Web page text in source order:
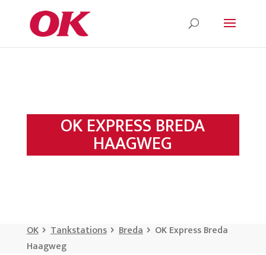
OK EXPRESS BREDA
HAAGWEG
OK Tankstations Breda
OK Express Breda
Haagweg